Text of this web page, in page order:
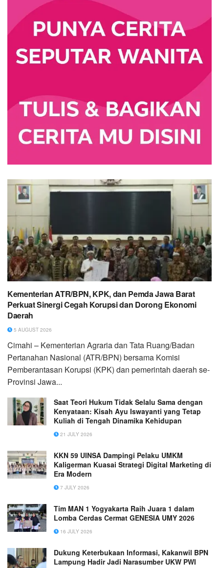
Kementerian ATR/BPN, KPK, dan Pemda Jawa Barat
Perkuat Sinergi Cegah Korupsi dan Dorong Ekonomi
Daerah
5 AUGUST 2026
Cimahi – Kementerian Agraria dan Tata Ruang/Badan
Pertanahan Nasional (ATR/BPN) bersama Komisi
Pemberantasan Korupsi (KPK) dan pemerintah daerah se-
Provinsi Jawa...
Saat Teori Hukum Tidak Selalu Sama dengan
Kenyataan: Kisah Ayu Iswayanti yang Tetap
Kuliah di Tengah Dinamika Kehidupan
21 JULY 2026
KKN 59 UINSA Dampingi Pelaku UMKM
Kaligerman Kuasai Strategi Digital Marketing di
Era Modern
7 JULY 2026
Tim MAN 1 Yogyakarta Raih Juara 1 dalam
Lomba Cerdas Cermat GENESIA UMY 2026
16 JULY 2026
Dukung Keterbukaan Informasi, Kakanwil BPN
Lampung Hadir Jadi Narasumber UKW PWI